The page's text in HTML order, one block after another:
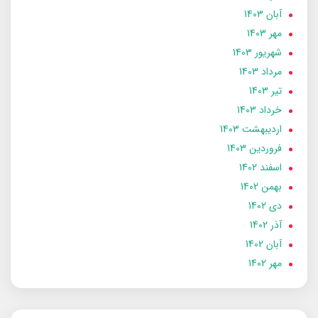
آبان 1403
مهر 1403
شهریور 1403
مرداد 1403
تير 1403
خرداد 1403
ارديبهشت 1403
فروردین 1403
اسفند 1402
بهمن 1402
دی 1402
آذر 1402
آبان 1402
مهر 1402